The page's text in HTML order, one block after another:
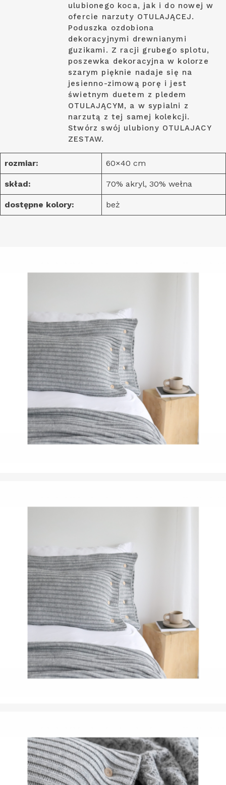
ulubionego koca, jak i do nowej w
ofercie narzuty OTULAJĄCEJ.
Poduszka ozdobiona
dekoracyjnymi drewnianymi
guzikami. Z racji grubego splotu,
poszewka dekoracyjna w kolorze
szarym pięknie nadaje się na
jesienno-zimową porę i jest
świetnym duetem z pledem
OTULAJĄCYM, a w sypialni z
narzutą z tej samej kolekcji.
Stwórz swój ulubiony OTULAJACY
ZESTAW.
rozmiar: 60×40 cm
skład: 70% akryl, 30% wełna
dostępne kolory: beż